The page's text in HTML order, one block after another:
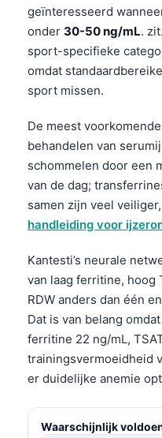
geïnteresseerd
onder 30-50 ng/mL.
sport-specifieke
omdat
sport missen.
De meest
behandelen van
schommelen door een
van de dag;
samen zijn veel
handleiding voor
Kantesti’s neurale
van laag ferritine, hoog
RDW anders dan één
Dat is van belang
ferritine 22 ng/mL,
trainingsvermoeidheid
er duidelijke anemie
Waarschijnlijk
Afrikaans
ພາສາລາວ
Basa Jawa
Cebuano
ئۇيغۇرچە
Кыргызча
Беларуская мова
Esperanto
Frysk
Ślōnskŏ gŏdka